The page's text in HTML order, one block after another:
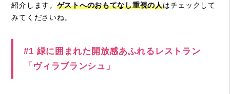
紹介します。 ゲストへのおもてなし重視の人はチェックして
みてくださいね。
#1 緑に囲まれた開放感あふれるレストラン
「ヴィラブランシュ」